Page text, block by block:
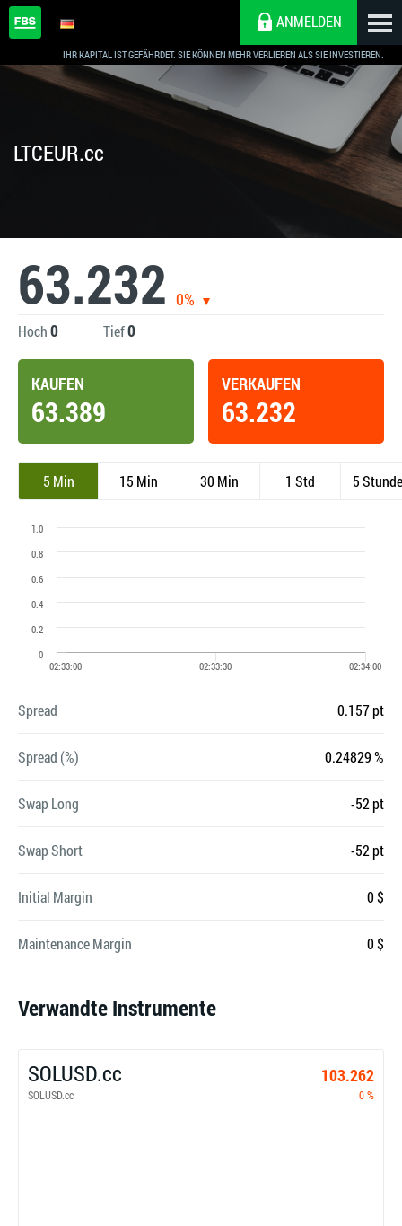
IHR KAPITAL IST GEFÄHRDET. SIE KÖNNEN MEHR VERLIEREN ALS SIE INVESTIEREN.
ANMELDEN
LTCEUR.cc
63.232 0%
Hoch0 Tief0
KAUFEN
63.389
VERKAUFEN
63.232
5 Min 15 Min 30 Min 1 Std 5
Spread 0.157 pt
Spread (%) 0.24829 %
Swap Long -52 pt
Swap Short -52 pt
Initial Margin 0 $
Maintenance Margin 0 $
Verwandte Instrumente
SOLUSD.cc 103.262
SOLUSD.cc 0 %